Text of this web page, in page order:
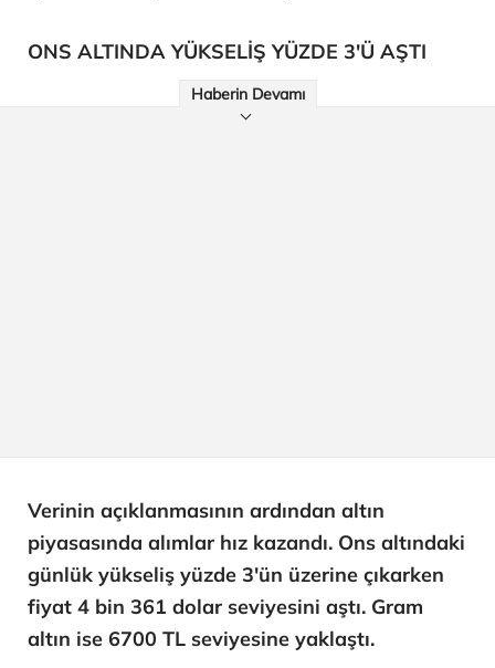
ONS ALTINDA YÜKSELİŞ YÜZDE 3'Ü AŞTI
Haberin Devamı
Verinin açıklanmasının ardından altın
piyasasında alımlar hız kazandı. Ons altındaki
günlük yükseliş yüzde 3'ün üzerine çıkarken
fiyat 4 bin 361 dolar seviyesini aştı. Gram
altın ise 6700 TL seviyesine yaklaştı.